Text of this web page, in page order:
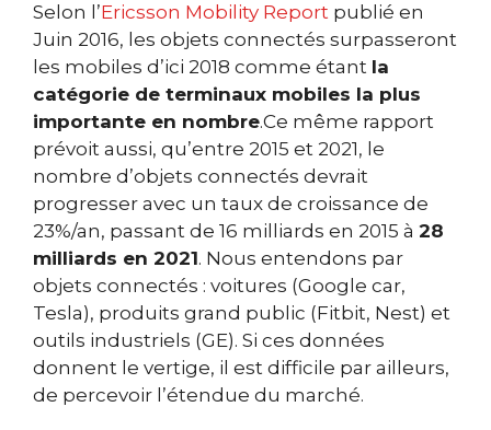
Selon l’Ericsson Mobility Report publié en
Juin 2016, les objets connectés surpasseront
les mobiles d’ici 2018 comme étant la
catégorie de terminaux mobiles la plus
importante en nombre.Ce même rapport
prévoit aussi, qu’entre 2015 et 2021, le
nombre d’objets connectés devrait
progresser avec un taux de croissance de
23%/an, passant de 16 milliards en 2015 à 28
milliards en 2021. Nous entendons par
objets connectés : voitures (Google car,
Tesla), produits grand public (Fitbit, Nest) et
outils industriels (GE). Si ces données
donnent le vertige, il est difficile par ailleurs,
de percevoir l’étendue du marché.